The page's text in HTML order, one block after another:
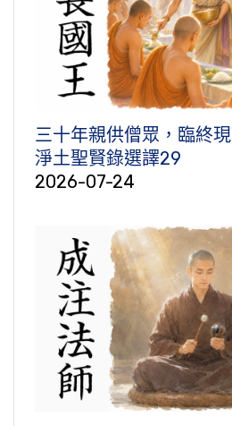
三十年親供僧眾，臨終現
淨土聖賢錄選譯29
2026-07-24